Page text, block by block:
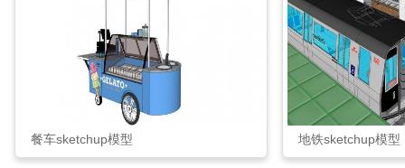
餐车sketchup模型 地铁sketchup模型